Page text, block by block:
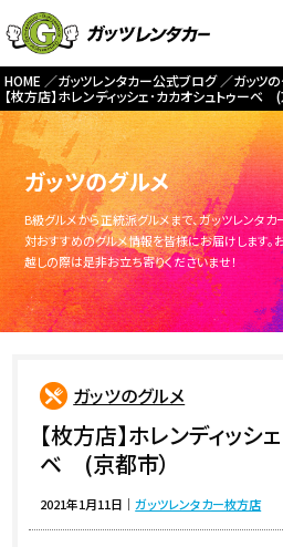
HOME ガッツレンタカー公式ブログ
ガッツ
【枚方店】ホレンディッシェ･カカオシュトゥーベ (
ガッツのグルメ
B級グルメから正統派グルメまで、ガッツレンタ
対おすすめのグルメ情報を皆様にお届けします。
越しの際は是非お立ち寄りくださいませ！
ガッツのグルメ
【枚方店】ホレンディッシ
ベ (京都市）
2021年1月11日 ｜ガッツレンタカー枚方店